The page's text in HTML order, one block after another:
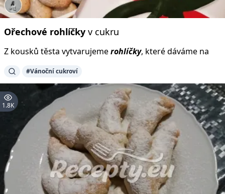
Ořechové rohlíčky v cukru
Z kousků těsta vytvarujemerohlíčky, které dáváme na
#Vánoční cukroví
1.8K